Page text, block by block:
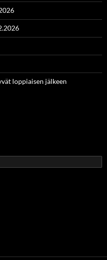
loppiaisen jälkeen